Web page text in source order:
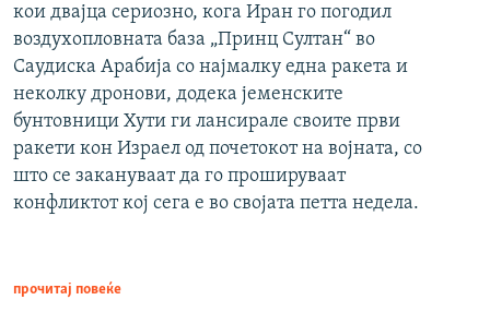
кои двајца сериозно, кога Иран го погодил
воздухопловната база „Принц Султан“ во
Саудиска Арабија со најмалку една ракета и
неколку дронови, додека јеменските
бунтовници Хути ги лансирале своите први
ракети кон Израел од почетокот на војната, со
што се закануваат да го прошируваат
конфликтот кој сега е во својата петта недела.
прочитај повеќе